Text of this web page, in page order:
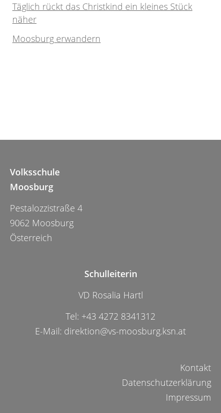
Täglich rückt das Christkind ein kleines Stück
näher
Moosburg erwandern
Volksschule
Moosburg
Pestalozzistraße 4
9062 Moosburg
Österreich
Schulleiterin
VD Rosalia Hartl
Tel: +43 4272 8341312
E-Mail: direktion@vs-moosburg.ksn.at
Kontakt
Datenschutzerklärung
Impressum